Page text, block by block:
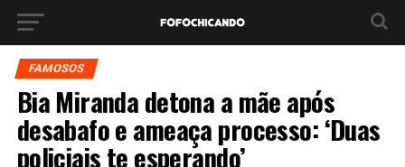
FAMOSOS
Bia Miranda detona a mãe após
desabafo e ameaça processo: ‘Duas
policiais te esperando’